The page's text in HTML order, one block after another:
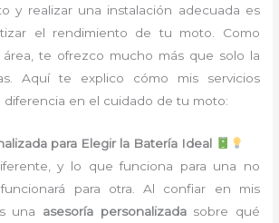
y realizar una instalación adecuada es
el rendimiento de tu moto. Como
te ofrezco mucho más que solo la
Aquí te explico cómo mis servicios
diferencia en el cuidado de tu moto:
para Elegir la Batería Ideal
y lo que funciona para una no
para otra. Al confiar en mis
una asesoría personalizadasobre qué